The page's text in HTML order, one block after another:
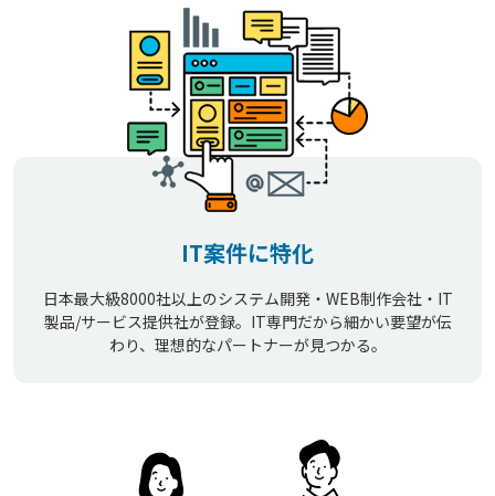
IT案件に特化
日本最大級8000社以上のシステム開発・WEB制作会社・IT
製品/サービス提供社が登録。IT専門だから細かい要望が伝
わり、理想的なパートナーが見つかる。